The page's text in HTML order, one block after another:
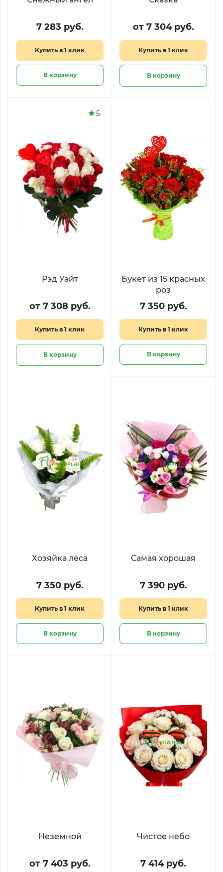
7 283 руб.
Купить в 1 клик
В корзину
от 7 304 руб.
Купить в 1 клик
В корзину
Рэд Уайт
от 7 308 руб.
Купить в 1 клик
В корзину
5
Букет из 15 красных
роз
7 350 руб.
Купить в 1 клик
В корзину
Хозяйка леса
7 350 руб.
Купить в 1 клик
В корзину
Самая хорошая
7 390 руб.
Купить в 1 клик
В корзину
Неземной
от 7 403 руб.
Чистое небо
7 414 руб.